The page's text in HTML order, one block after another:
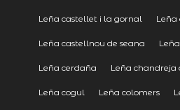
Leña castellet i la gornal Leña
Leña castellnou de seana
Leña cerdaña Leña chandreja
Leña cogul Leña colomers